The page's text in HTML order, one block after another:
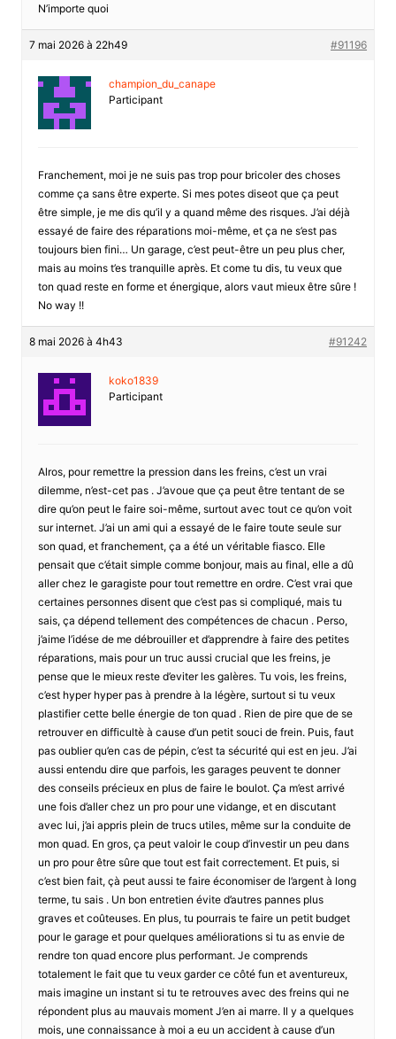
N’importe quoi
7 mai 2026 à 22h49 #91196
champion_du_canape
Participant
Franchement, moi je ne suis pas trop pour bricoler des choses
comme ça sans être experte. Si mes potes diseot que ça peut
être simple, je me dis qu’il y a quand même des risques. J’ai déjà
essayé de faire des réparations moi-même, et ça ne s’est pas
toujours bien fini… Un garage, c’est peut-être un peu plus cher,
mais au moins t’es tranquille après. Et come tu dis, tu veux que
ton quad reste en forme et énergique, alors vaut mieux être sûre !
No way !!
8 mai 2026 à 4h43 #91242
koko1839
Participant
Alros, pour remettre la pression dans les freins, c’est un vrai
dilemme, n’est-cet pas . J’avoue que ça peut être tentant de se
dire qu’on peut le faire soi-même, surtout avec tout ce qu’on voit
sur internet. J’ai un ami qui a essayé de le faire toute seule sur
son quad, et franchement, ça a été un véritable fiasco. Elle
pensait que c’était simple comme bonjour, mais au final, elle a dû
aller chez le garagiste pour tout remettre en ordre. C’est vrai que
certaines personnes disent que c’est pas si compliqué, mais tu
sais, ça dépend tellement des compétences de chacun . Perso,
j’aime l’idése de me débrouiller et d’apprendre à faire des petites
réparations, mais pour un truc aussi crucial que les freins, je
pense que le mieux reste d’eviter les galères. Tu vois, les freins,
c’est hyper hyper pas à prendre à la légère, surtout si tu veux
plastifier cette belle énergie de ton quad . Rien de pire que de se
retrouver en difficultè à cause d’un petit souci de frein. Puis, faut
pas oublier qu’en cas de pépin, c’est ta sécurité qui est en jeu. J’ai
aussi entendu dire que parfois, les garages peuvent te donner
des conseils précieux en plus de faire le boulot. Ça m’est arrivé
une fois d’aller chez un pro pour une vidange, et en discutant
avec lui, j’ai appris plein de trucs utiles, même sur la conduite de
mon quad. En gros, ça peut valoir le coup d’investir un peu dans
un pro pour être sûre que tout est fait correctement. Et puis, si
c’est bien fait, çà peut aussi te faire économiser de l’argent à long
terme, tu sais . Un bon entretien évite d’autres pannes plus
graves et coûteuses. En plus, tu pourrais te faire un petit budget
pour le garage et pour quelques améliorations si tu as envie de
rendre ton quad encore plus performant. Je comprends
totalement le fait que tu veux garder ce côté fun et aventureux,
mais imagine un instant si tu te retrouves avec des freins qui ne
répondent plus au mauvais moment J’en ai marre. Il y a quelques
mois, une connaissance à moi a eu un accident à cause d’un